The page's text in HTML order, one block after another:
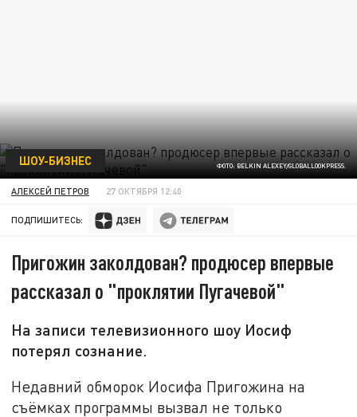
ФОТО: BELKIN ALEXEY/GLOBALLOOKPRESS.
ШОУ-БИЗНЕС
АЛЕКСЕЙ ПЕТРОВ 27 ОКТЯБРЯ 12:40
ПОДПИШИТЕСЬ:
Пригожин заколдован? продюсер впервые
рассказал о "проклятии Пугачевой"
На записи телевизионного шоу Иосиф
потерял сознание.
Недавний обморок Иосифа Пригожина на
съёмках программы вызвал не только